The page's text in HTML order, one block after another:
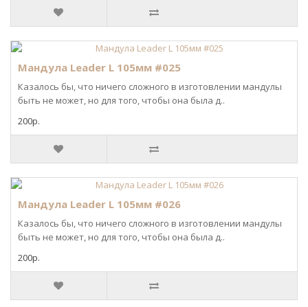
Мандула Leader L 105мм #025
Казалось бы, что ничего сложного в изготовлении мандулы
быть не может, но для того, чтобы она была д..
200р.
Мандула Leader L 105мм #026
Казалось бы, что ничего сложного в изготовлении мандулы
быть не может, но для того, чтобы она была д..
200р.